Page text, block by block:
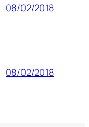
08/02/2018
08/02/2018